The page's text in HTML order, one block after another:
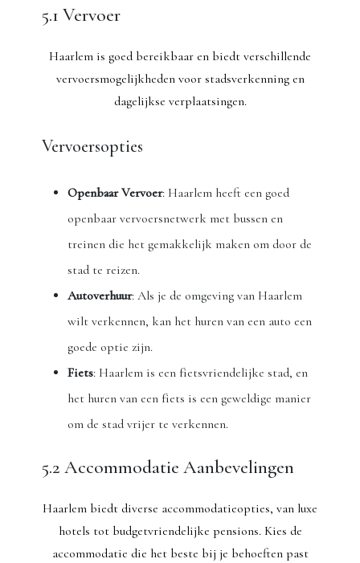
5.1 Vervoer
Haarlem is goed bereikbaar en biedt verschillende
vervoersmogelijkheden voor stadsverkenning en
dagelijkse verplaatsingen.
Vervoersopties
Openbaar Vervoer: Haarlem heeft een goed
openbaar vervoersnetwerk met bussen en
treinen die het gemakkelijk maken om door de
stad te reizen.
Autoverhuur: Als je de omgeving van Haarlem
wilt verkennen, kan het huren van een auto een
goede optie zijn.
Fiets: Haarlem is een fietsvriendelijke stad, en
het huren van een fiets is een geweldige manier
om de stad vrijer te verkennen.
5.2 Accommodatie Aanbevelingen
Haarlem biedt diverse accommodatieopties, van luxe
hotels tot budgetvriendelijke pensions. Kies de
accommodatie die het beste bij je behoeften past